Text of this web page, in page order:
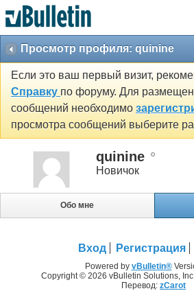
Просмотр профиля: quinine
Если это ваш первый визит,
Справку по форуму. Для
сообщений необходимо
просмотра сообщений выберите
quinine
Новичок
Обо мне
Вход Регистрация
Powered by vBulletin®
Copyright © 2026 vBulletin Solutions,
Перевод: zCarot